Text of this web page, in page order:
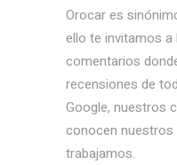
Orocar es
ello te invitamos
comentarios
recensiones de
Google, nuestros
conocen
trabajamos.